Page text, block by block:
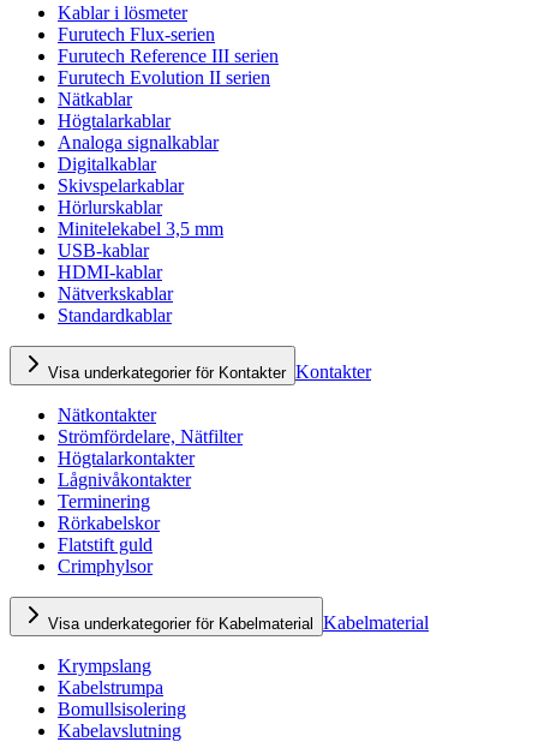
Kablar i lösmeter
Furutech Flux-serien
Furutech Reference III serien
Furutech Evolution II serien
Nätkablar
Högtalarkablar
Analoga signalkablar
Digitalkablar
Skivspelarkablar
Hörlurskablar
Minitelekabel 3,5 mm
USB-kablar
HDMI-kablar
Nätverkskablar
Standardkablar
Visa underkategorier för Kontakter Kontakter
Nätkontakter
Strömfördelare, Nätfilter
Högtalarkontakter
Lågnivåkontakter
Terminering
Rörkabelskor
Flatstift guld
Crimphylsor
Visa underkategorier för Kabelmaterial Kabelmaterial
Krympslang
Kabelstrumpa
Bomullsisolering
Kabelavslutning